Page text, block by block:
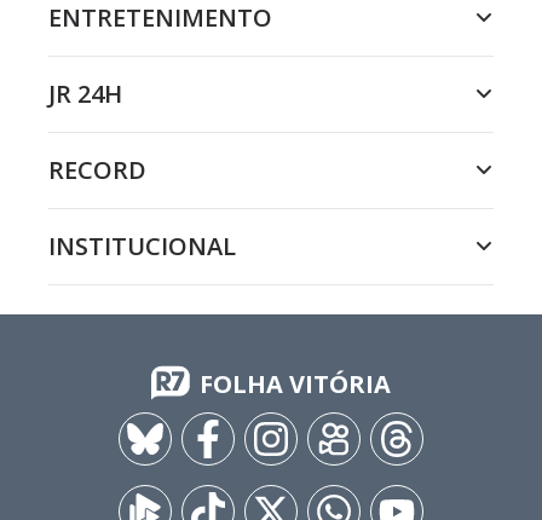
ENTRETENIMENTO
JR 24H
RECORD
INSTITUCIONAL
FOLHA VITÓRIA